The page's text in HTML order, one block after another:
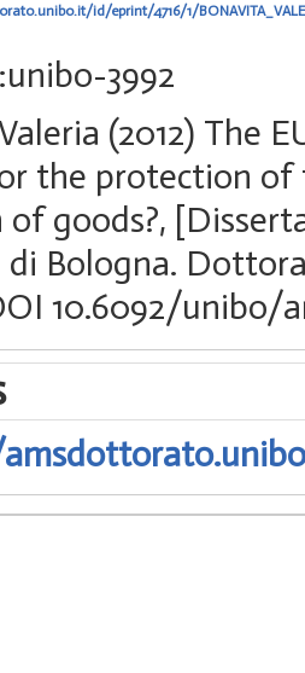
id/eprint/4716/1/
3992
(2012) The
the protection of
goods?,
di Bologna.
10.6092/unibo/